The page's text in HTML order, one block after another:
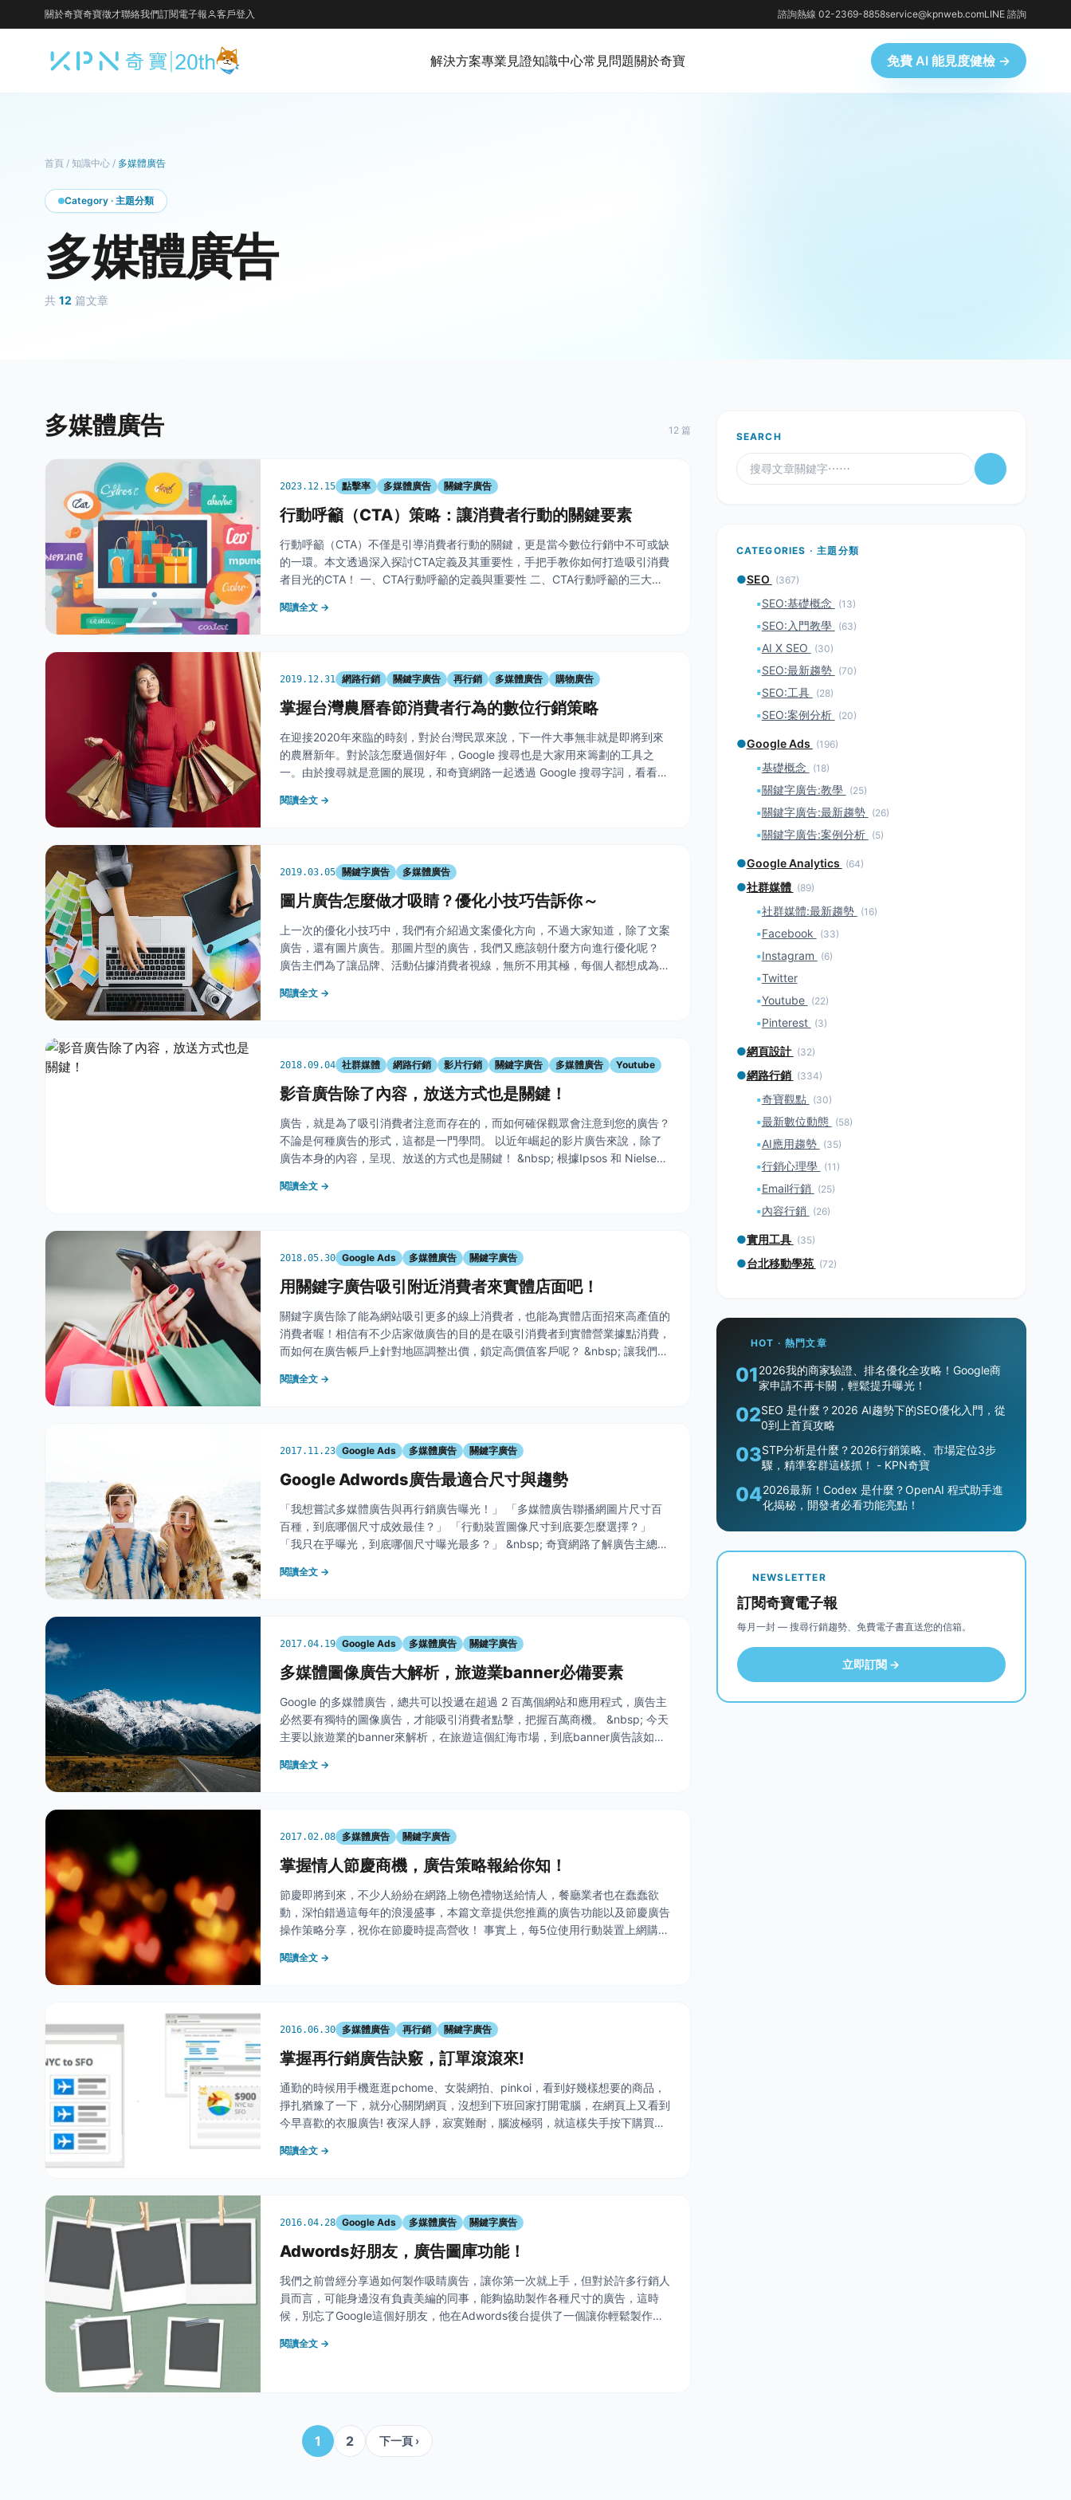
關於奇寶奇寶徵才聯絡我們訂閱電子報 客戶登入 諮詢熱線 02-2369-8858service@kpnweb.comLINE 諮詢
解決方案專業見證知識中心常見問題關於奇寶 免費 AI 能見度健檢 →
首頁 / 知識中心 / 多媒體廣告
Category · 主題分類
多媒體廣告
共 12 篇文章
多媒體廣告 12 篇
2023.12.15 點擊率 多媒體廣告 關鍵字廣告
行動呼籲（CTA）策略：讓消費者行動的關鍵要素
行動呼籲（CTA）不僅是引導消費者行動的關鍵，更是當今數位行銷中不可或缺
的一環。本文透過深入探討CTA定義及其重要性，手把手教你如何打造吸引消費
者目光的CTA！ 一、CTA行動呼籲的定義與重要性 二、CTA行動呼籲的三大要
衡 顏
閱讀全文 →
2019.12.31 網路行銷 關鍵字廣告 再行銷 多媒體廣告 購物廣告
掌握台灣農曆春節消費者行為的數位行銷策略
在迎接2020年來臨的時刻，對於台灣民眾來說，下一件大事無非就是即將到來
的農曆新年。對於該怎麼過個好年，Google 搜尋也是大家用來籌劃的工具之
一。由於搜尋就是意圖的展現，和奇寶網路一起透過 Google 搜尋字詞，看看台
閱讀全文 →
2019.03.05 關鍵字廣告 多媒體廣告
圖片廣告怎麼做才吸睛？優化小技巧告訴你～
上一次的優化小技巧中，我們有介紹過文案優化方向，不過大家知道，除了文案
廣告，還有圖片廣告。那圖片型的廣告，我們又應該朝什麼方向進行優化呢？
廣告主們為了讓品牌、活動佔據消費者視線，無所不用其極，每個人都想成為最
鍵！ &nbsp;
閱讀全文 →
2018.09.04 社群媒體 網路行銷 影片行銷 關鍵字廣告 多媒體廣告 Youtube
影音廣告除了內容，放送方式也是關鍵！
廣告，就是為了吸引消費者注意而存在的，而如何確保觀眾會注意到您的廣告？
不論是何種廣告的形式，這都是一門學問。 以近年崛起的影片廣告來說，除了
廣告本身的內容，呈現、放送的方式也是關鍵！ &nbsp; 根據Ipsos 和 Nielsen
閱讀全文 →
2018.05.30 Google Ads 多媒體廣告 關鍵字廣告
用關鍵字廣告吸引附近消費者來實體店面吧！
關鍵字廣告除了能為網站吸引更多的線上消費者，也能為實體店面招來高產值的
消費者喔！相信有不少店家做廣告的目的是在吸引消費者到實體營業據點消費，
而如何在廣告帳戶上針對地區調整出價，鎖定高價值客戶呢？ &nbsp; 讓我們先
性消費者比
閱讀全文 →
2017.11.23 Google Ads 多媒體廣告 關鍵字廣告
Google Adwords廣告最適合尺寸與趨勢
「我想嘗試多媒體廣告與再行銷廣告曝光！」 「多媒體廣告聯播網圖片尺寸百
百種，到底哪個尺寸成效最佳？」 「行動裝置圖像尺寸到底要怎麼選擇？」
「我只在乎曝光，到底哪個尺寸曝光最多？」 &nbsp; 奇寶網路了解廣告主總是
閱讀全文 →
2017.04.19 Google Ads 多媒體廣告 關鍵字廣告
多媒體圖像廣告大解析，旅遊業banner必備要素
Google 的多媒體廣告，總共可以投遞在超過 2 百萬個網站和應用程式，廣告主
必然要有獨特的圖像廣告，才能吸引消費者點擊，把握百萬商機。 &nbsp; 今天
主要以旅遊業的banner來解析，在旅遊這個紅海市場，到底banner廣告該如何
閱讀全文 →
2017.02.08 多媒體廣告 關鍵字廣告
掌握情人節慶商機，廣告策略報給你知！
節慶即將到來，不少人紛紛在網路上物色禮物送給情人，餐廳業者也在蠢蠢欲
動，深怕錯過這每年的浪漫盛事，本篇文章提供您推薦的廣告功能以及節慶廣告
操作策略分享，祝你在節慶時提高營收！ 事實上，每5位使用行動裝置上網購物
者常瀏覽或使用的ap
閱讀全文 →
2016.06.30 多媒體廣告 再行銷 關鍵字廣告
掌握再行銷廣告訣竅，訂單滾滾來!
通勤的時候用手機逛逛pchome、女裝網拍、pinkoi，看到好幾樣想要的商品，
掙扎猶豫了一下，就分心關閉網頁，沒想到下班回家打開電腦，在網頁上又看到
今早喜歡的衣服廣告! 夜深人靜，寂寞難耐，腦波極弱，就這樣失手按下購買
作!
閱讀全文 →
2016.04.28 Google Ads 多媒體廣告 關鍵字廣告
Adwords好朋友，廣告圖庫功能！
我們之前曾經分享過如何製作吸睛廣告，讓你第一次就上手，但對於許多行銷人
員而言，可能身邊沒有負責美編的同事，能夠協助製作各種尺寸的廣告，這時
候，別忘了Google這個好朋友，他在Adwords後台提供了一個讓你輕鬆製作多
告範
閱讀全文 →
1 2 下一頁 ›
SEARCH
CATEGORIES · 主題分類
●SEO (367)
▪SEO:基礎概念 (13)
▪SEO:入門教學 (63)
▪AI X SEO (30)
▪SEO:最新趨勢 (70)
▪SEO:工具 (28)
▪SEO:案例分析 (20)
●Google Ads (196)
▪基礎概念 (18)
▪關鍵字廣告:教學 (25)
▪關鍵字廣告:最新趨勢 (26)
▪關鍵字廣告:案例分析 (5)
●Google Analytics (64)
●社群媒體 (89)
▪社群媒體:最新趨勢 (16)
▪Facebook (33)
▪Instagram (6)
▪Twitter
▪Youtube (22)
▪Pinterest (3)
●網頁設計 (32)
●網路行銷 (334)
▪奇寶觀點 (30)
▪最新數位動態 (58)
▪AI應用趨勢 (35)
▪行銷心理學 (11)
▪Email行銷 (25)
▪內容行銷 (26)
●實用工具 (35)
●台北移動學苑 (72)
HOT · 熱門文章
012026我的商家驗證、排名優化全攻略！Google商
家申請不再卡關，輕鬆提升曝光！
02SEO 是什麼？2026 AI趨勢下的SEO優化入門，從
0到上首頁攻略
03STP分析是什麼？2026行銷策略、市場定位3步
驟，精準客群這樣抓！ - KPN奇寶
042026最新！Codex 是什麼？OpenAI 程式助手進
化揭秘，開發者必看功能亮點！
NEWSLETTER
訂閱奇寶電子報
每月一封 — 搜尋行銷趨勢、免費電子書直送您的信箱。
立即訂閱 →